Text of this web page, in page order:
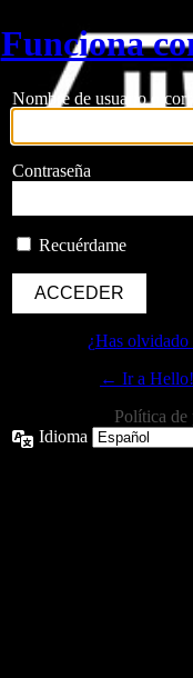
Funciona
Nombre de usuario o
Contraseña
Recuérdame
¿Has olvidado
← Ir a
Política de
Idioma